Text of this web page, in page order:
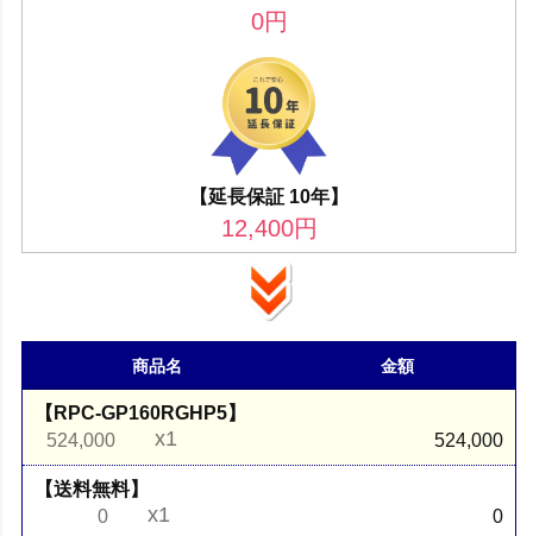
0円
【延長保証 10年】
12,400円
商品名 金額
【RPC-GP160RGHP5】
524,000
x1 524,000
【送料無料】
0
x1 0